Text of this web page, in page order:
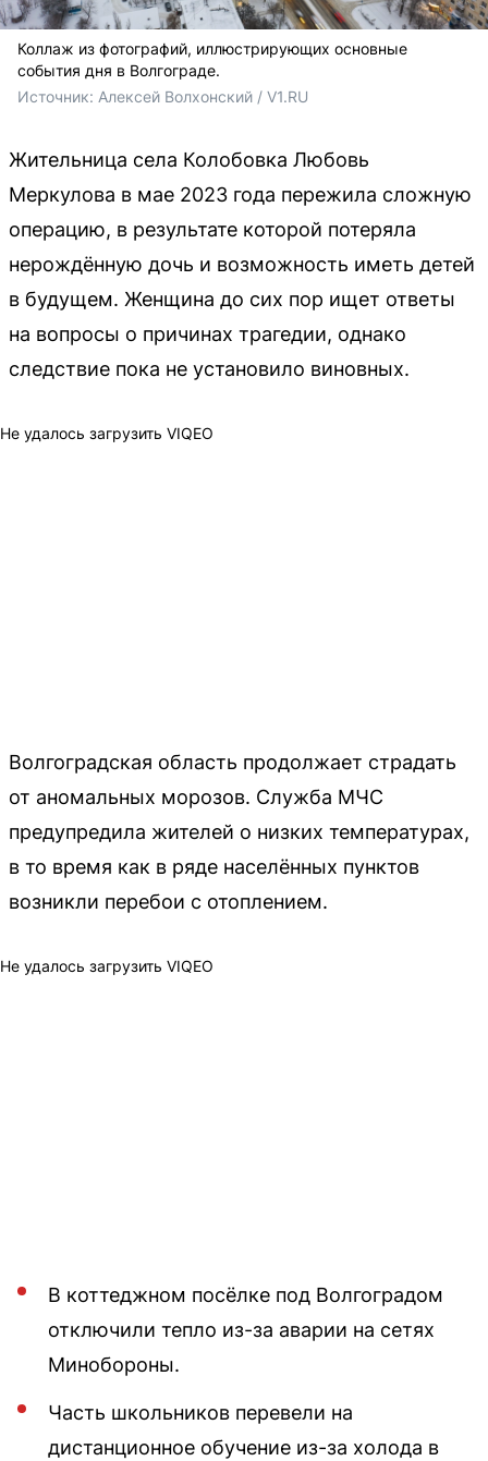
Коллаж из фотографий, иллюстрирующих основные
события дня в Волгограде.
Источник: Алексей Волхонский / V1.RU
Жительница села Колобовка Любовь
Меркулова в мае 2023 года пережила сложную
операцию, в результате которой потеряла
нерождённую дочь и возможность иметь детей
в будущем. Женщина до сих пор ищет ответы
на вопросы о причинах трагедии, однако
следствие пока не установило виновных.
Не удалось загрузить VIQEO
Волгоградская область продолжает страдать
от аномальных морозов. Служба МЧС
предупредила жителей о низких температурах,
в то время как в ряде населённых пунктов
возникли перебои с отоплением.
Не удалось загрузить VIQEO
В коттеджном посёлке под Волгоградом
отключили тепло из-за аварии на сетях
Минобороны.
Часть школьников перевели на
дистанционное обучение из-за холода в